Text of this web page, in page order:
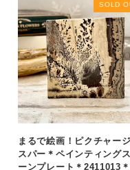
SOLD
まるで絵画！ピクチャー
スパー＊ペインティング
ーンプレート＊2411013